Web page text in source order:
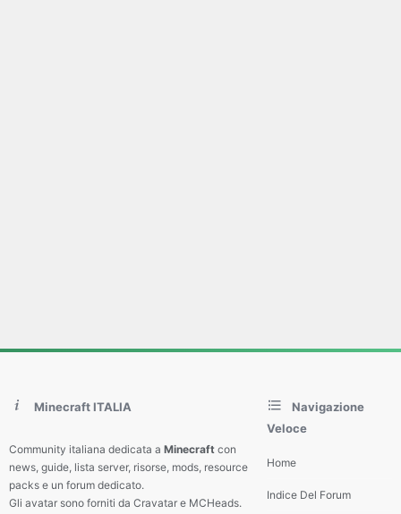
Minecraft ITALIA
Community italiana dedicata a Minecraft con
news, guide, lista server, risorse, mods, resource
packs e un forum dedicato.
Gli avatar sono forniti da Cravatar e MCHeads.
Navigazione
Veloce
Home
Indice Del Forum